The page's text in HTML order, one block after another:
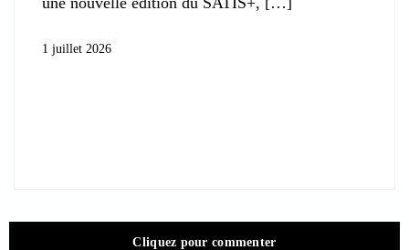
1 juillet 2026
Cliquez pour commenter